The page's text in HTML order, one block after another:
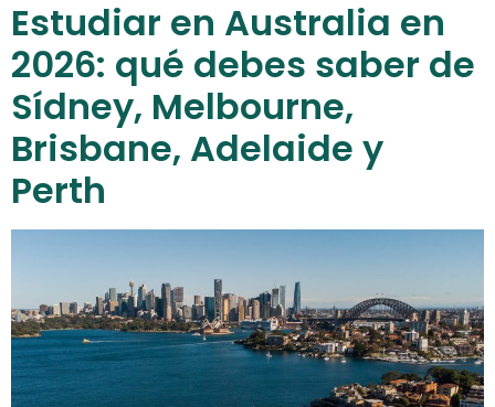
Estudiar en Australia en
2026: qué debes saber de
Sídney, Melbourne,
Brisbane, Adelaide y
Perth